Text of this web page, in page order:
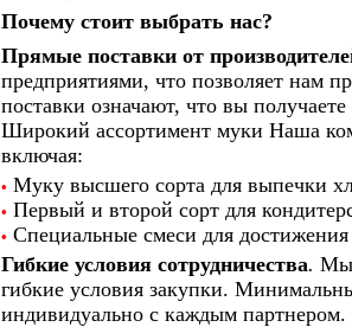
Почему стоит выбрать нас?
Прямые поставки от
предприятиями, что позволяет нам
поставки означают, что вы
Широкий ассортимент муки Наша
включая:
• Муку высшего сорта для выпечки
• Первый и второй сорт для
• Специальные смеси для
Гибкие условия сотрудничества. Мы
гибкие условия закупки.
индивидуально с каждым партнером.